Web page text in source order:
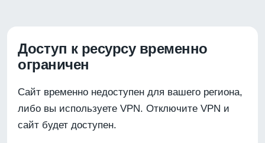
Доступ к ресурсу временно
ограничен
Сайт временно недоступен для вашего региона,
либо вы используете VPN. Отключите VPN и
сайт будет доступен.